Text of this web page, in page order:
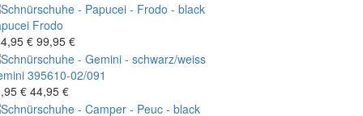
Frodo
€ 99,95 €
395610-02/091
€ 44,95 €